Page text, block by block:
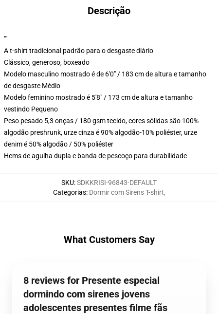
Descrição
""
A t-shirt tradicional padrão para o desgaste diário
Clássico, generoso, boxeado
Modelo masculino mostrado é de 6'0" / 183 cm de altura e tamanho
de desgaste Médio
Modelo feminino mostrado é 5'8" / 173 cm de altura e tamanho
vestindo Pequeno
Peso pesado 5,3 onças / 180 gsm tecido, cores sólidas são 100%
algodão preshrunk, urze cinza é 90% algodão-10% poliéster, urze
denim é 50% algodão / 50% poliéster
Hems de agulha dupla e banda de pescoço para durabilidade
SKU:SDKKRISI-96843-DEFAULT
Categorias: Dormir com Sirens T-shirt,
What Customers Say
8 reviews for Presente especial
dormindo com sirenes jovens
adolescentes presentes filme fãs